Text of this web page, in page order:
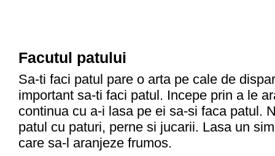
Facutul patului
Sa-ti faci patul pare o arta pe cale de
important sa-ti faci patul. Incepe prin a le
continua cu a-i lasa pe ei sa-si faca patul.
patul cu paturi, perne si jucarii. Lasa un
care sa-l aranjeze frumos.